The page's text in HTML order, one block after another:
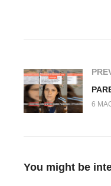
6
You might be